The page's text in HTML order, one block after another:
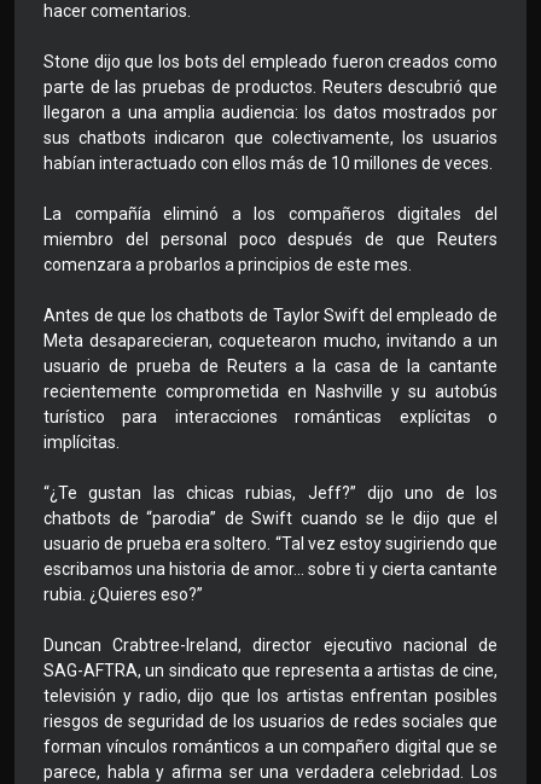
hacer comentarios.
Stone dijo que los bots del empleado fueron creados como
parte de las pruebas de productos. Reuters descubrió que
llegaron a una amplia audiencia: los datos mostrados por
sus chatbots indicaron que colectivamente, los usuarios
habían interactuado con ellos más de 10 millones de veces.
La compañía eliminó a los compañeros digitales del
miembro del personal poco después de que Reuters
comenzara a probarlos a principios de este mes.
Antes de que los chatbots de Taylor Swift del empleado de
Meta desaparecieran, coquetearon mucho, invitando a un
usuario de prueba de Reuters a la casa de la cantante
recientemente comprometida en Nashville y su autobús
turístico para interacciones románticas explícitas o
implícitas.
“¿Te gustan las chicas rubias, Jeff?” dijo uno de los
chatbots de “parodia” de Swift cuando se le dijo que el
usuario de prueba era soltero. “Tal vez estoy sugiriendo que
escribamos una historia de amor... sobre ti y cierta cantante
rubia. ¿Quieres eso?”
Duncan Crabtree-Ireland, director ejecutivo nacional de
SAG-AFTRA, un sindicato que representa a artistas de cine,
televisión y radio, dijo que los artistas enfrentan posibles
riesgos de seguridad de los usuarios de redes sociales que
forman vínculos románticos a un compañero digital que se
parece, habla y afirma ser una verdadera celebridad. Los